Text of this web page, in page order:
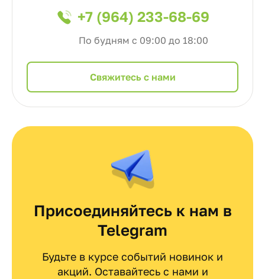
+7 (964) 233-68-69
По будням с 09:00 до 18:00
Cвяжитесь с нами
Присоединяйтесь к нам в
Telegram
Будьте в курсе событий новинок и
акций. Оставайтесь с нами и